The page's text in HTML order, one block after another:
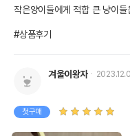
작은양이들에게 적합 큰 냥이
#상품후기
겨울이왕자
첫구매